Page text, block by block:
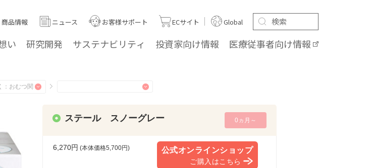
い 研究開発 サステナビリティ 投資家向け情報 医療従事者向け情報
商品情報 ニュース お客様サポート ECサイト Global
ステール スノーグレー 0ヵ月～
6,270円 (本体価格5,700円) 公式オンラインショップ
ご購入はこちら